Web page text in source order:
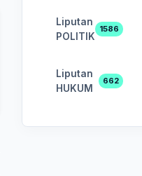
Liputan
POLITIK
1586
Liputan
HUKUM
662